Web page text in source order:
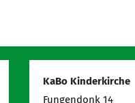
KaBo Kinderkirche
Fungendonk 14